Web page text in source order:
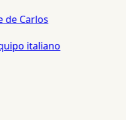
de Carlos
italiano